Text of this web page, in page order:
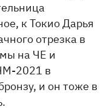
к Токио Дарья
отрезка в
на ЧЕ и
2021 в
и он тоже в